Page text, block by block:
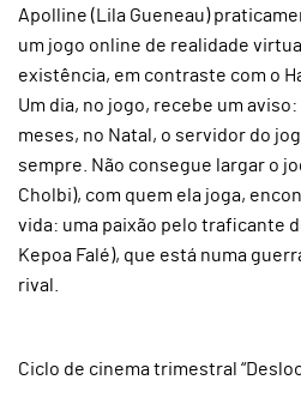
Apolline (Lila Gueneau)
um jogo online de realidade
existência, em contraste com o
Um dia, no jogo, recebe um
meses, no Natal, o servidor do
sempre. Não consegue largar o
Cholbi), com quem ela joga,
vida: uma paixão pelo traficante
Kepoa Falé), que está numa
rival.
Ciclo de cinema trimestral